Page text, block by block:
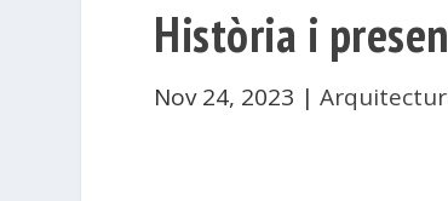
Història i
Nov 24, 2023 |